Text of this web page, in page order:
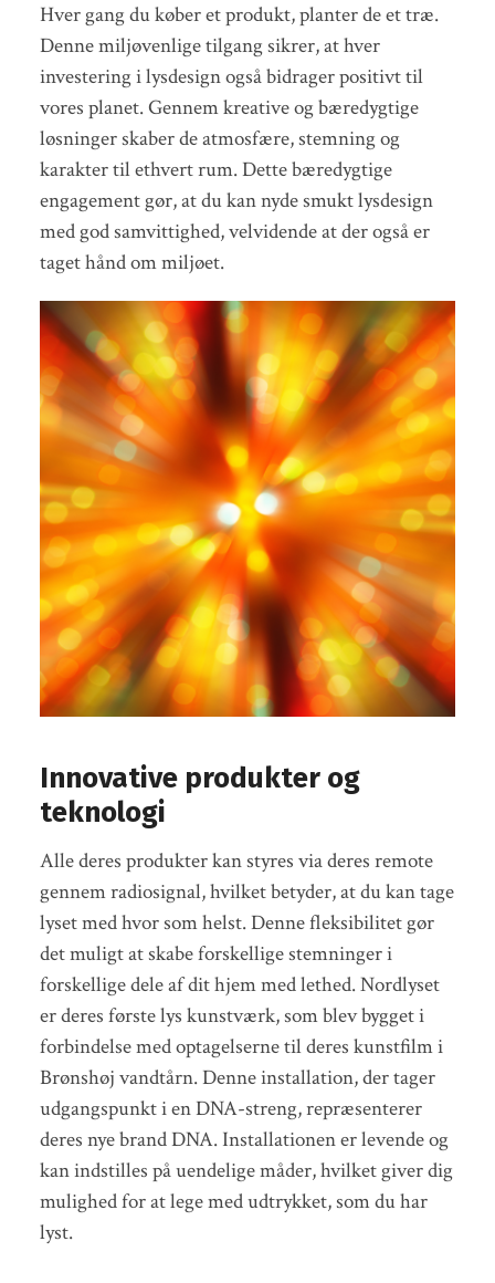
Hver gang du køber et produkt, planter de et træ.
Denne miljøvenlige tilgang sikrer, at hver
investering i lysdesign også bidrager positivt til
vores planet. Gennem kreative og bæredygtige
løsninger skaber de atmosfære, stemning og
karakter til ethvert rum. Dette bæredygtige
engagement gør, at du kan nyde smukt lysdesign
med god samvittighed, velvidende at der også er
taget hånd om miljøet.
Innovative produkter og
teknologi
Alle deres produkter kan styres via deres remote
gennem radiosignal, hvilket betyder, at du kan tage
lyset med hvor som helst. Denne fleksibilitet gør
det muligt at skabe forskellige stemninger i
forskellige dele af dit hjem med lethed. Nordlyset
er deres første lys kunstværk, som blev bygget i
forbindelse med optagelserne til deres kunstfilm i
Brønshøj vandtårn. Denne installation, der tager
udgangspunkt i en DNA-streng, repræsenterer
deres nye brand DNA. Installationen er levende og
kan indstilles på uendelige måder, hvilket giver dig
mulighed for at lege med udtrykket, som du har
lyst.